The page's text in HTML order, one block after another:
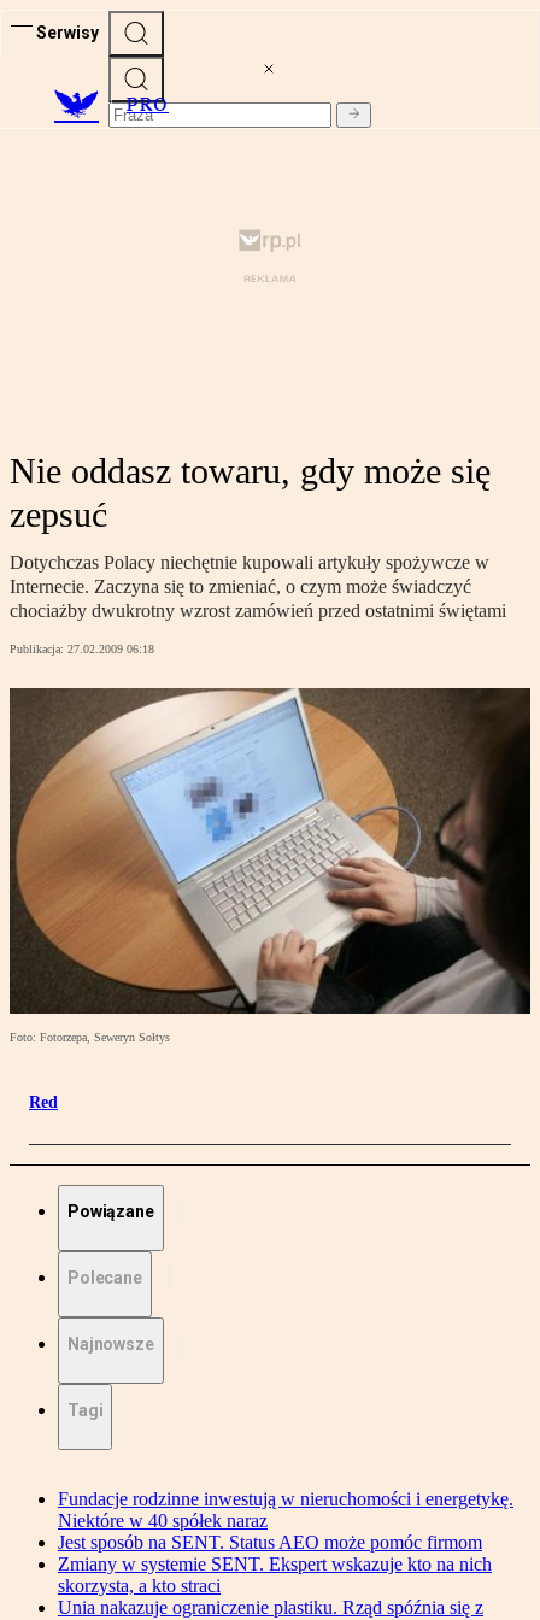
Serwisy
PRO
Nie oddasz towaru, gdy może się
zepsuć
Dotychczas Polacy niechętnie kupowali artykuły spożywcze w
Internecie. Zaczyna się to zmieniać, o czym może świadczyć
chociażby dwukrotny wzrost zamówień przed ostatnimi świętami
Publikacja: 27.02.2009 06:18
Foto: Fotorzepa, Seweryn Sołtys
Red
Powiązane
Polecane
Najnowsze
Tagi
Fundacje rodzinne inwestują w nieruchomości i energetykę.
Niektóre w 40 spółek naraz
Jest sposób na SENT. Status AEO może pomóc firmom
Zmiany w systemie SENT. Ekspert wskazuje kto na nich
skorzysta, a kto straci
Unia nakazuje ograniczenie plastiku. Rząd spóźnia się z